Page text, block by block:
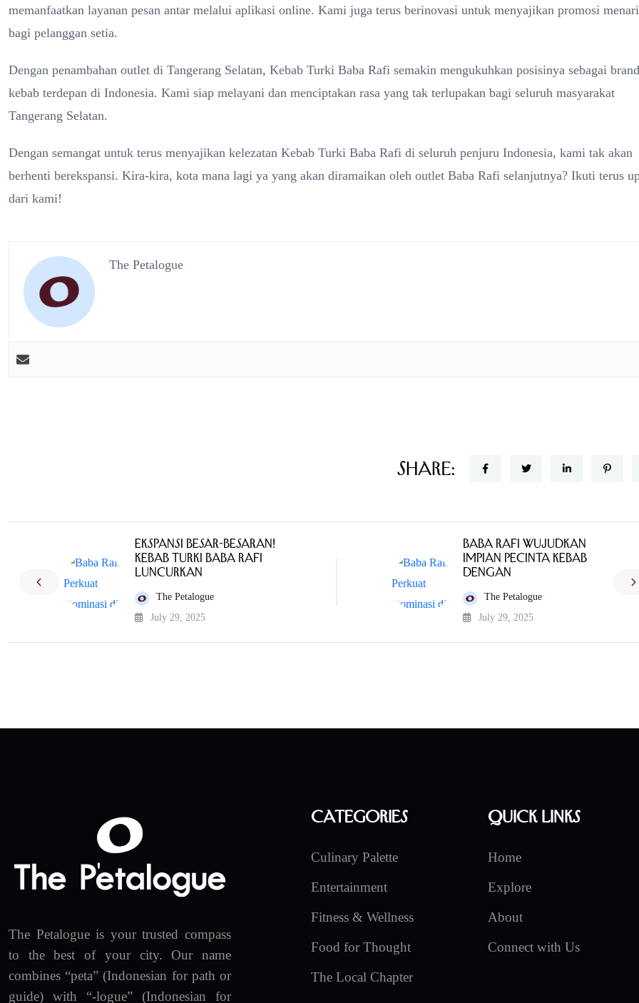
memanfaatkan layanan pesan antar melalui aplikasi online. Kami juga terus berinovasi untuk menyajikan promosi
bagi pelanggan setia.
Dengan penambahan outlet di Tangerang Selatan, Kebab Turki Baba Rafi semakin mengukuhkan posisinya sebagai brand
kebab terdepan di Indonesia. Kami siap melayani dan menciptakan rasa yang tak terlupakan bagi seluruh masyarakat
Tangerang Selatan.
Dengan semangat untuk terus menyajikan kelezatan Kebab Turki Baba Rafi di seluruh penjuru Indonesia, kami tak akan
berhenti berekspansi. Kira-kira, kota mana lagi ya yang akan diramaikan oleh outlet Baba Rafi selanjutnya? Ikuti terus
dari kami!
The Petalogue
Share:
Ekspansi Besar-Besaran!
Kebab Turki Baba Rafi
Luncurkan
The Petalogue
July 29, 2025
Baba Rafi Wujudkan
Impian Pecinta Kebab
dengan
The Petalogue
July 29, 2025
The Petalogue is your trusted compass
to the best of your city. Our name
combines “peta” (Indonesian for path or
guide) with “-logue” (Indonesian for
Categories
Culinary Palette
Entertainment
Fitness & Wellness
Food for Thought
The Local Chapter
Quick Links
Home
Explore
About
Connect with Us